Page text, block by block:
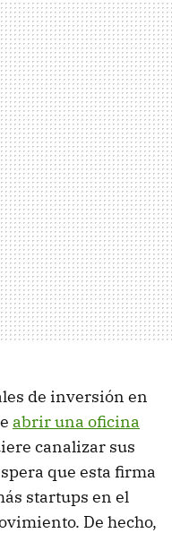
de inversión en
abrir una oficina
canalizar sus
que esta firma
startups en el
De hecho,